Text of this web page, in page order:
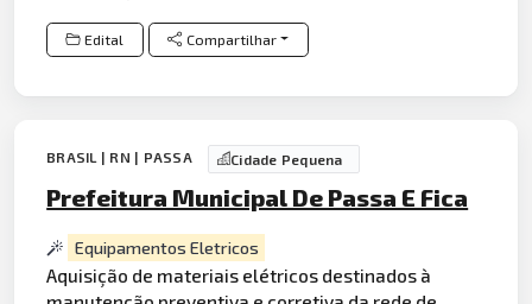
Edital Compartilhar
BRASIL | RN | PASSA Cidade Pequena
Prefeitura Municipal De Passa E Fica
Equipamentos Eletricos
Aquisição de materiais elétricos destinados à